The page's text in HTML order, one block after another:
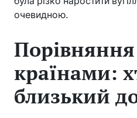
очевидною.
країнами:
близький